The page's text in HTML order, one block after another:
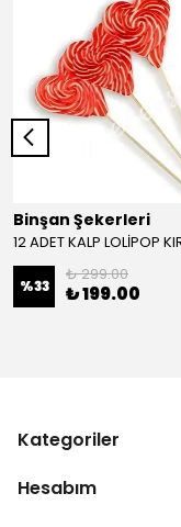
Binşan Şekerleri
%33
₺ 299.00
₺ 199.00
Kategoriler
Hesabım